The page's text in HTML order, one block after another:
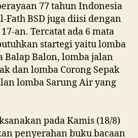
77 tahun Indonesia
Fath BSD juga diisi dengan
an. Tercatat ada 6 mata
startegi yaitu lomba
Balap Balon, lomba jalan
dan lomba Corong Sepak
lomba Sarung Air yang
pada Kamis (18/8)
penyerahan buku bacaan